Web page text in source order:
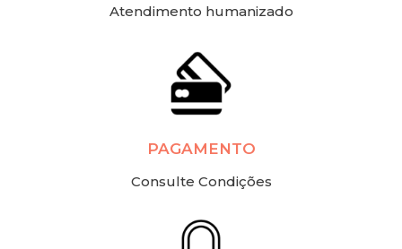
Atendimento humanizado
PAGAMENTO
Consulte Condições